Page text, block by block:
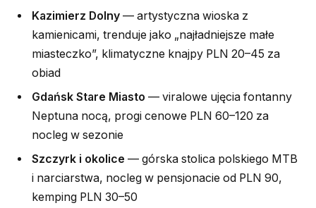
Kazimierz Dolny — artystyczna wioska z
kamienicami, trenduje jako „najładniejsze małe
miasteczko”, klimatyczne knajpy PLN 20–45 za
obiad
Gdańsk Stare Miasto — viralowe ujęcia fontanny
Neptuna nocą, progi cenowe PLN 60–120 za
nocleg w sezonie
Szczyrk i okolice — górska stolica polskiego MTB
i narciarstwa, nocleg w pensjonacie od PLN 90,
kemping PLN 30–50